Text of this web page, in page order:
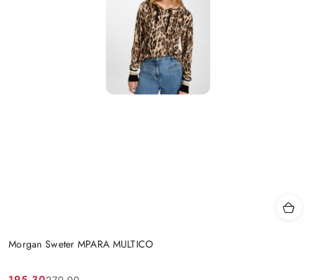
Morgan Sweter MPARA MULTICO